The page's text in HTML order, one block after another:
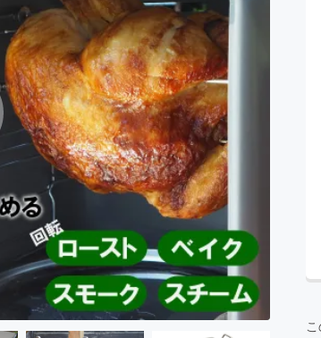
書籍・雑誌出版
チャレンジ ビューティ
CAMPFIRE for Social GoodCAMPFIRE Creation
CAMPFIREふるさと納税machi-ya